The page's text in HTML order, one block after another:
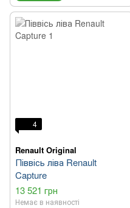
4
Renault Original
Піввісь ліва Renault
Capture
13 521 грн
Немає в наявності